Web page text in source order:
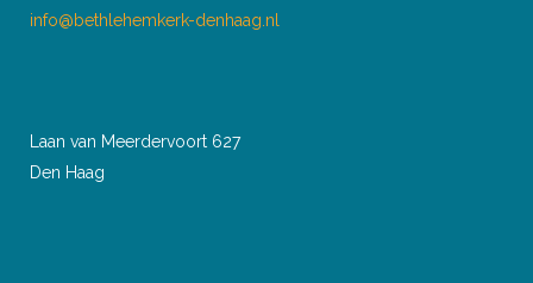
info@bethlehemkerk-denhaag.nl
Laan van Meerdervoort 627
Den Haag